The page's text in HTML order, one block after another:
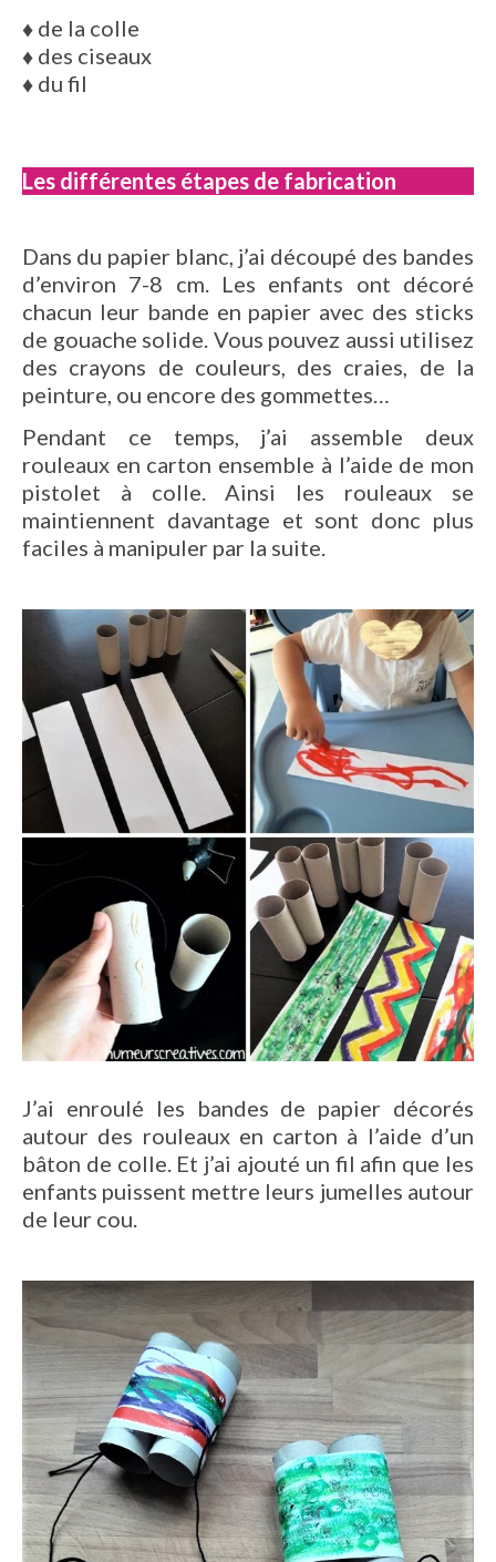
♦ de la colle
♦ des ciseaux
♦ du fil
Les différentes étapes de fabrication
Dans du papier blanc, j’ai découpé des bandes
d’environ 7-8 cm. Les enfants ont décoré
chacun leur bande en papier avec des sticks
de gouache solide. Vous pouvez aussi utilisez
des crayons de couleurs, des craies, de la
peinture, ou encore des gommettes…
Pendant ce temps, j’ai assemble deux
rouleaux en carton ensemble à l’aide de mon
pistolet à colle. Ainsi les rouleaux se
maintiennent davantage et sont donc plus
faciles à manipuler par la suite.
J’ai enroulé les bandes de papier décorés
autour des rouleaux en carton à l’aide d’un
bâton de colle. Et j’ai ajouté un fil afin que les
enfants puissent mettre leurs jumelles autour
de leur cou.